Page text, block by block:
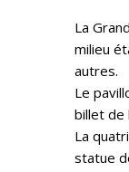
La
milieu
autres.
Le
billet de
La
statue